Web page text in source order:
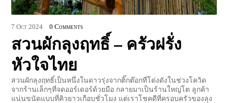
7 Oct 2024 0 Comments
สวนผักลุงฤทธิ์ – ครัวฝรั่ง
หัวใจไทย
สวนผักลุงฤทธิ์เป็นหนึ่งในดาวรุ่งจากติ๊กต๊อกที่โด่งดังในช่วงโควิด
จากร้านเล็กๆที่จดออร์เดอร์ด้วยมือ กลายมาเป็นร้านใหญ่โต ลูกค้า
แน่นขนัดแบบที่คิวยาวเกือบชั่วโมง แต่เราโชคดีที่ครอบครัวของลุง